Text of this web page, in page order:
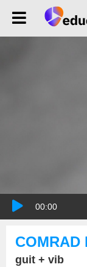
00:00
COMRAD
guit + vib